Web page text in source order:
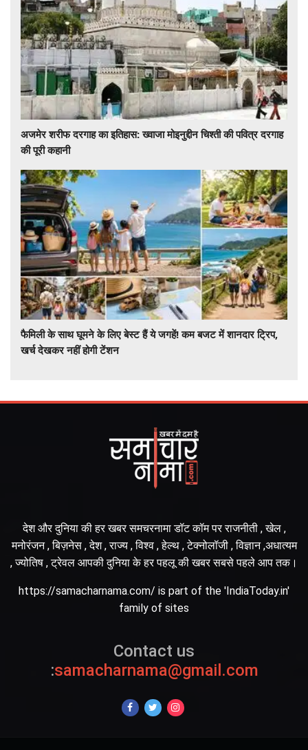
अजमेर शरीफ दरगाह का इतिहास: ख्वाजा मोइनुद्दीन चिश्ती की पवित्र दरगाह
की पूरी कहानी
फैमिली के साथ घूमने के लिए बेस्ट हैं ये जगहें! कम बजट में शानदार ट्रिप,
खर्च देखकर नहीं होगी टेंशन
देश और दुनिया की हर खबर समचरनामा डॉट कॉम पर राजनीती , खेल ,
मनोरंजन , बिज़नेस , देश , राज्य , विश्व , हेल्थ , टेक्नोलॉजी , विज्ञान ,अधात्यम
, ज्योतिष , ट्रेवल आपकी दुनिया के हर पहलू की खबर सबसे पहले आप तक।
https://samacharnama.com/ is part of the 'IndiaToday.in'
family of sites
Contact us
:samacharnama@gmail.com